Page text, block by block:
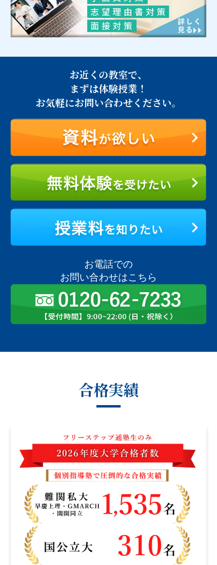
お近くの教室で、
まずは体験授業！
お気軽にお問い合わせください。
お電話での
お問い合わせはこちら
合格実績